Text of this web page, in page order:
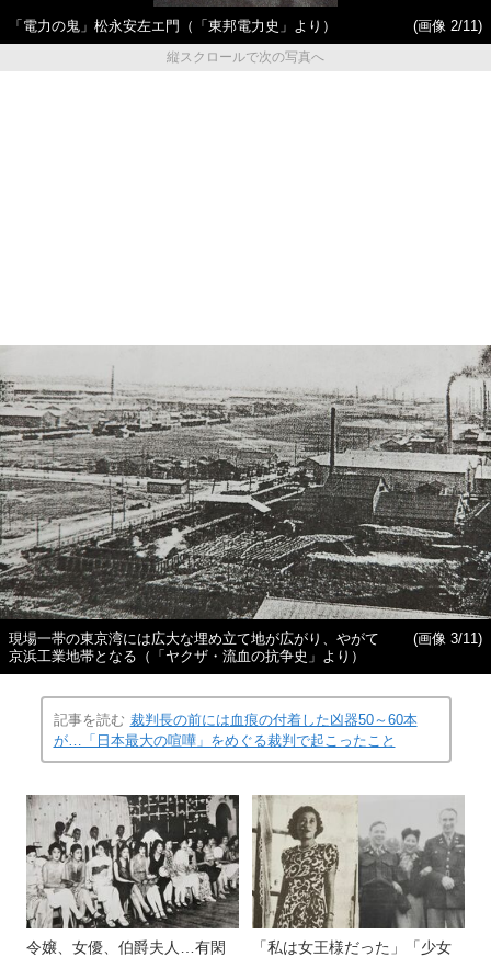
「電力の鬼」松永安左エ門（「東邦電力史」より）
(画像 2/11)
縦スクロールで次の写真へ
現場一帯の東京湾には広大な埋め立て地が広がり、やがて
京浜工業地帯となる（「ヤクザ・流血の抗争史」より）
(画像 3/11)
記事を読む 裁判長の前には血痕の付着した凶器50～60本
が…「日本最大の喧嘩」をめぐる裁判で起こったこと
令嬢、女優、伯爵夫人…有閑
「私は女王様だった」「少女